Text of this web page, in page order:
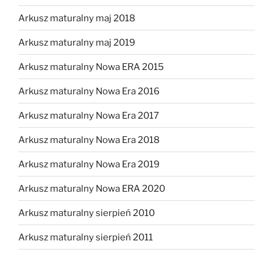
Arkusz maturalny maj 2018
Arkusz maturalny maj 2019
Arkusz maturalny Nowa ERA 2015
Arkusz maturalny Nowa Era 2016
Arkusz maturalny Nowa Era 2017
Arkusz maturalny Nowa Era 2018
Arkusz maturalny Nowa Era 2019
Arkusz maturalny Nowa ERA 2020
Arkusz maturalny sierpień 2010
Arkusz maturalny sierpień 2011